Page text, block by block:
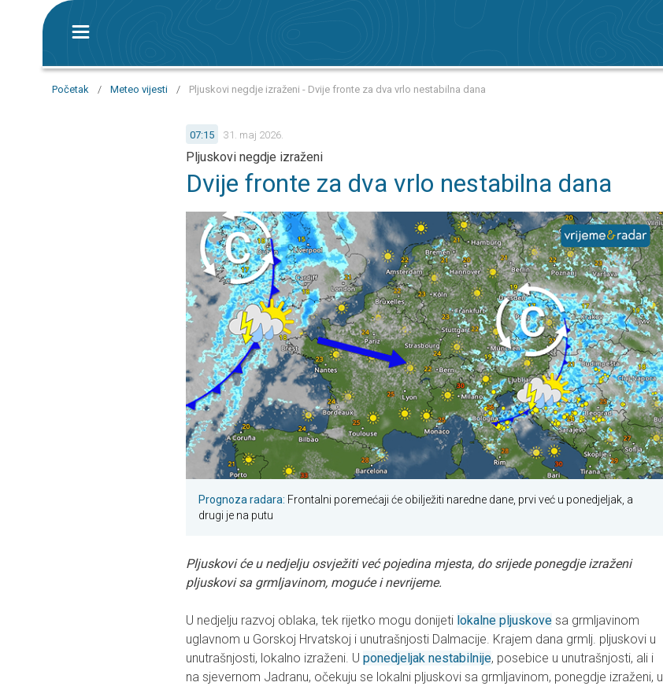
Početak / Meteo vijesti / Pljuskovi negdje izraženi - Dvije fronte za dva vrlo nestabilna dana
07:15 31. maj 2026.
Pljuskovi negdje izraženi
Dvije fronte za dva vrlo nestabilna dana
Prognoza radara: Frontalni poremećaji će obilježiti naredne dane, prvi već u ponedjeljak, a
drugi je na putu
Pljuskovi će u nedjelju osvježiti već pojedina mjesta, do srijede ponegdje izraženi
pljuskovi sa grmljavinom, moguće i nevrijeme.
U nedjelju razvoj oblaka, tek rijetko mogu donijeti lokalne pljuskove sa grmljavinom
uglavnom u Gorskoj Hrvatskoj i unutrašnjosti Dalmacije. Krajem dana grmlj. pljuskovi u
unutrašnjosti, lokalno izraženi. U ponedjeljak nestabilnije, posebice u unutrašnjosti, ali i
na sjevernom Jadranu, očekuju se lokalni pljuskovi sa grmljavinom, ponegdje izraženi, u